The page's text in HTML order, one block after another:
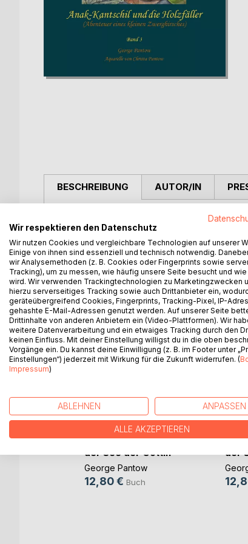
BESCHREIBUNG
Anak-Kantschil, der Zwerghirsch, und
schreckliche Tiger Harimau Anak-Kantschil
Überfall. Sein Freund, der junge Elefant
seine kranken Eltern gerät er in
AUTOR/IN
WEITERE TITEL BEI
Anak-Kantschil und
der See der Göttin
George Pantow
12,80 € Buch
der
Wir respektieren den Datenschutz
Wir nutzen Cookies und vergleichbare Technologien auf unserer
Einige von ihnen sind essenziell und technisch notwendig.
wir Analysemethoden (z. B. Cookies oder Fingerprints sowie
Tracking), um zu messen, wie häufig unsere Seite besucht und
wird. Wir verwenden Trackingtechnologien zu Marketingzwecken
hierzu serverseitiges Tracking sowie auch Drittanbieter ein,
geräteübergreifend Cookies, Fingerprints, Tracking-Pixel, IP-
gehashte E-Mail-Adressen genutzt werden. Auf unserer Seite
Drittinhalte von anderen Anbietern ein (Video-Plattformen). Wir
weitere Datenverarbeitung und ein etwaiges Tracking durch den
keinen Einfluss. Mit deiner Einstellung willigst du in die oben
Vorgänge ein. Du kannst deine Einwilligung (z. B. im Footer unter
Einstellungen“) jederzeit mit Wirkung für die Zukunft widerrufen. (
Impressum)
ABLEHNEN ANPASSEN
ALLE AKZEPTIEREN